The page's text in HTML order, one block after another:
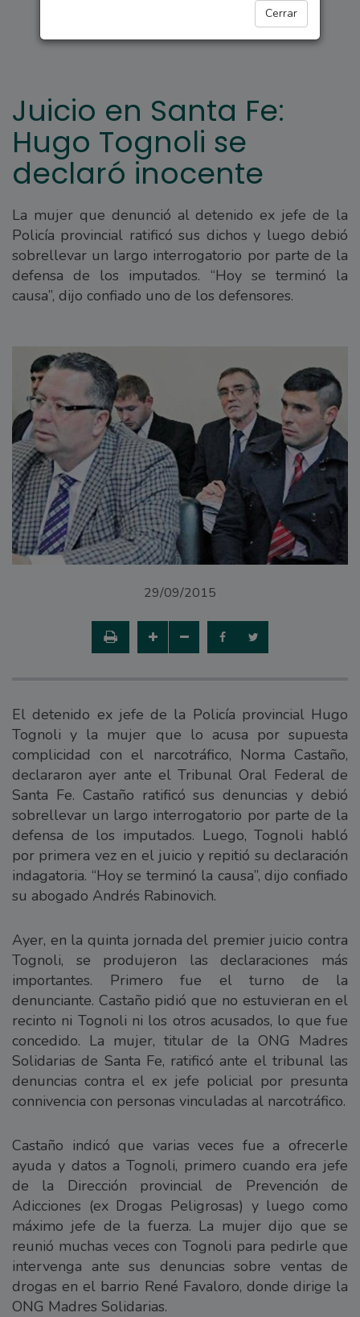
Cerrar
Juicio en Santa Fe:
Hugo Tognoli se
declaró inocente
La mujer que denunció al detenido ex jefe de la
Policía provincial ratificó sus dichos y luego debió
sobrellevar un largo interrogatorio por parte de la
defensa de los imputados. “Hoy se terminó la
causa”, dijo confiado uno de los defensores.
29/09/2015
El detenido ex jefe de la Policía provincial Hugo
Tognoli y la mujer que lo acusa por supuesta
complicidad con el narcotráfico, Norma Castaño,
declararon ayer ante el Tribunal Oral Federal de
Santa Fe. Castaño ratificó sus denuncias y debió
sobrellevar un largo interrogatorio por parte de la
defensa de los imputados. Luego, Tognoli habló
por primera vez en el juicio y repitió su declaración
indagatoria. “Hoy se terminó la causa”, dijo confiado
su abogado Andrés Rabinovich.
Ayer, en la quinta jornada del premier juicio contra
Tognoli, se produjeron las declaraciones más
importantes. Primero fue el turno de la
denunciante. Castaño pidió que no estuvieran en el
recinto ni Tognoli ni los otros acusados, lo que fue
concedido. La mujer, titular de la ONG Madres
Solidarias de Santa Fe, ratificó ante el tribunal las
denuncias contra el ex jefe policial por presunta
connivencia con personas vinculadas al narcotráfico.
Castaño indicó que varias veces fue a ofrecerle
ayuda y datos a Tognoli, primero cuando era jefe
de la Dirección provincial de Prevención de
Adicciones (ex Drogas Peligrosas) y luego como
máximo jefe de la fuerza. La mujer dijo que se
reunió muchas veces con Tognoli para pedirle que
intervenga ante sus denuncias sobre ventas de
drogas en el barrio René Favaloro, donde dirige la
ONG Madres Solidarias.